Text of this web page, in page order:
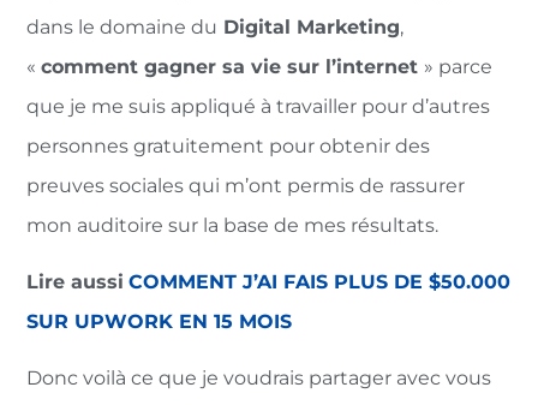
dans le domaine du Digital Marketing,
«comment gagner sa vie sur l’internet » parce
que je me suis appliqué à travailler pour d’autres
personnes gratuitement pour obtenir des
preuves sociales qui m’ont permis de rassurer
mon auditoire sur la base de mes résultats.
Lire aussi COMMENT J’AI FAIS PLUS DE $50.000
SUR UPWORK EN 15 MOIS
Donc voilà ce que je voudrais partager avec vous